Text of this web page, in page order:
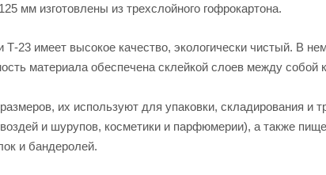
мм изготовлены из трехслойного гофрокартона.
Т-23 имеет высокое качество, экологически чистый. В
материала обеспечена склейкой слоев между собой
их используют для упаковки, складирования и
и шурупов, косметики и парфюмерии), а также
и бандеролей.